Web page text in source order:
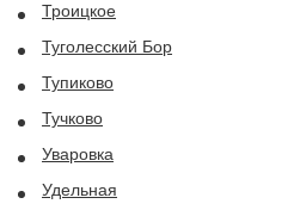
Троицкое
Туголесский Бор
Тупиково
Тучково
Уваровка
Удельная